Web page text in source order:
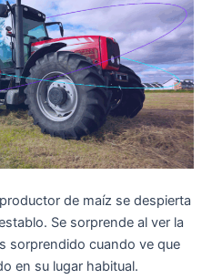
de maíz se despierta
Se sorprende al ver la
sorprendido cuando ve que
en su lugar habitual.